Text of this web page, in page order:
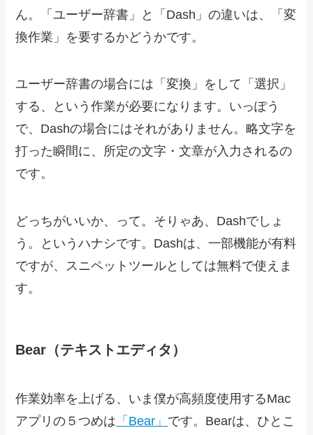
ん。「ユーザー辞書」と「Dash」の違いは、「変
換作業」を要するかどうかです。
ユーザー辞書の場合には「変換」をして「選択」
する、という作業が必要になります。いっぽう
で、Dashの場合にはそれがありません。略文字を
打った瞬間に、所定の文字・文章が入力されるの
です。
どっちがいいか、って。そりゃあ、Dashでしょ
う。というハナシです。Dashは、一部機能が有料
ですが、スニペットツールとしては無料で使えま
す。
Bear（テキストエディタ）
作業効率を上げる、いま僕が高頻度使用するMac
アプリの５つめは 「Bear」 です。Bearは、ひとこ